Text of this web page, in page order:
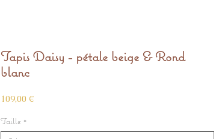
Tapis Daisy - pétale beige & Rond
blanc
109,00 €Prix
Taille *